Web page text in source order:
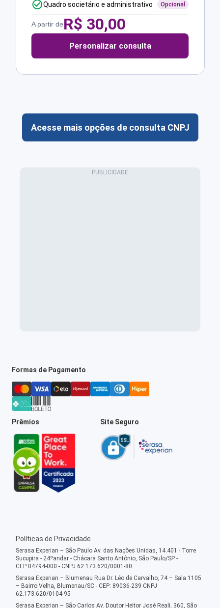
Quadro societário e administrativo Opcional
A partir deR$ 30,00
Personalizar consulta
Acesse mais opções de consulta CNPJ
Formas de Pagamento
Prêmios Site Seguro
Políticas de Privacidade
Serasa Experian – São Paulo Av. das Nações Unidas, 14.401 - Torre
Sucupira - 24ºandar - Chácara Santo Antônio, São Paulo/SP -
CEP:04794-000 - CNPJ 62.173.620/0001-80
Serasa Experian – Blumenau Rua Dr. Léo de Carvalho, 74 – Sala 1105
– Bairro Velha, Blumenau/SC - CEP: 89036-239 CNPJ
62.173.620/0104-95
Serasa Experian – São Carlos Av. Doutor Heitor José Reali, 360, São